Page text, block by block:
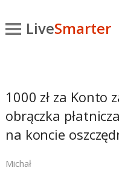
LiveSmarter
1000 zł za Konto
obrączka
na koncie
Michał